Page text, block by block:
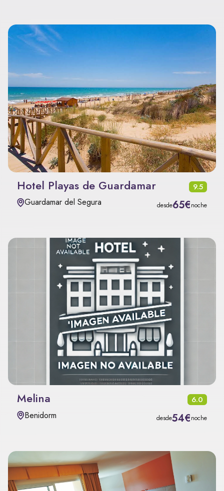
Hotel Playas de Guardamar 9.5
Guardamar del Segura desde65€noche
Melina 6.0
Benidorm desde54€noche